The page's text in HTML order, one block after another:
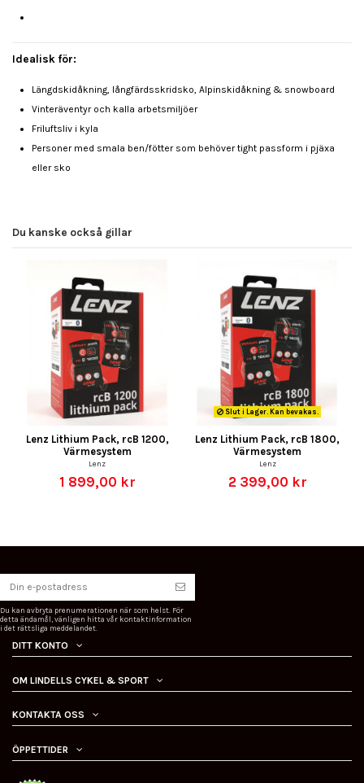
Idealisk för:
Längdskidåkning, långfärdsskridsko, Alpinskidåkning & snowboard
Vinteräventyr och kalla arbetsmiljöer
Friluftsliv i kyla
Personer med smala ben/fötter som behöver tight passform i pjäxa
eller sko
Du kanske också gillar
Lenz Lithium Pack, rcB 1200,
Värmesystem
Lenz
1 899,00 kr
Slut i Lager. Kan bevakas.
Lenz Lithium Pack, rcB 1800,
Värmesystem
Lenz
2 399,00 kr
Du kan avbryta prenumerationen när som helst. För
detta ändamål, vänligen hitta vår kontaktinformation
i det rättsliga meddelandet.
DITT KONTO
OM LINDELLS CYKEL & SPORT
KONTAKTA OSS
ÖPPETTIDER